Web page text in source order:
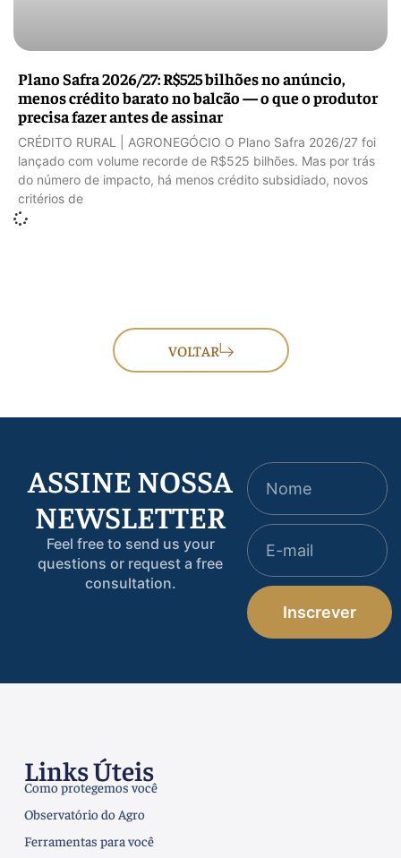
Plano Safra 2026/27: R$525 bilhões no anúncio,
menos crédito barato no balcão — o que o produtor
precisa fazer antes de assinar
CRÉDITO RURAL | AGRONEGÓCIO O Plano Safra 2026/27 foi
lançado com volume recorde de R$525 bilhões. Mas por trás
do número de impacto, há menos crédito subsidiado, novos
critérios de
VOLTAR
ASSINE NOSSA
NEWSLETTER
Feel free to send us your
questions or request a free
consultation.
Inscrever
Links Úteis
Como protegemos você
Observatório do Agro
Ferramentas para você